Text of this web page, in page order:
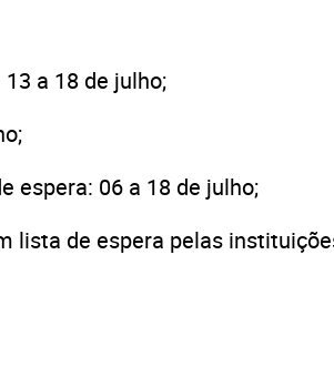
a 18 de julho;
espera: 06 a 18 de julho;
lista de espera pelas